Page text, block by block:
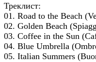
Треклист:
01. Road to the Beach
02. Golden Beach
03. Coffee in the Sun
04. Blue Umbrella
05. Italian Summers